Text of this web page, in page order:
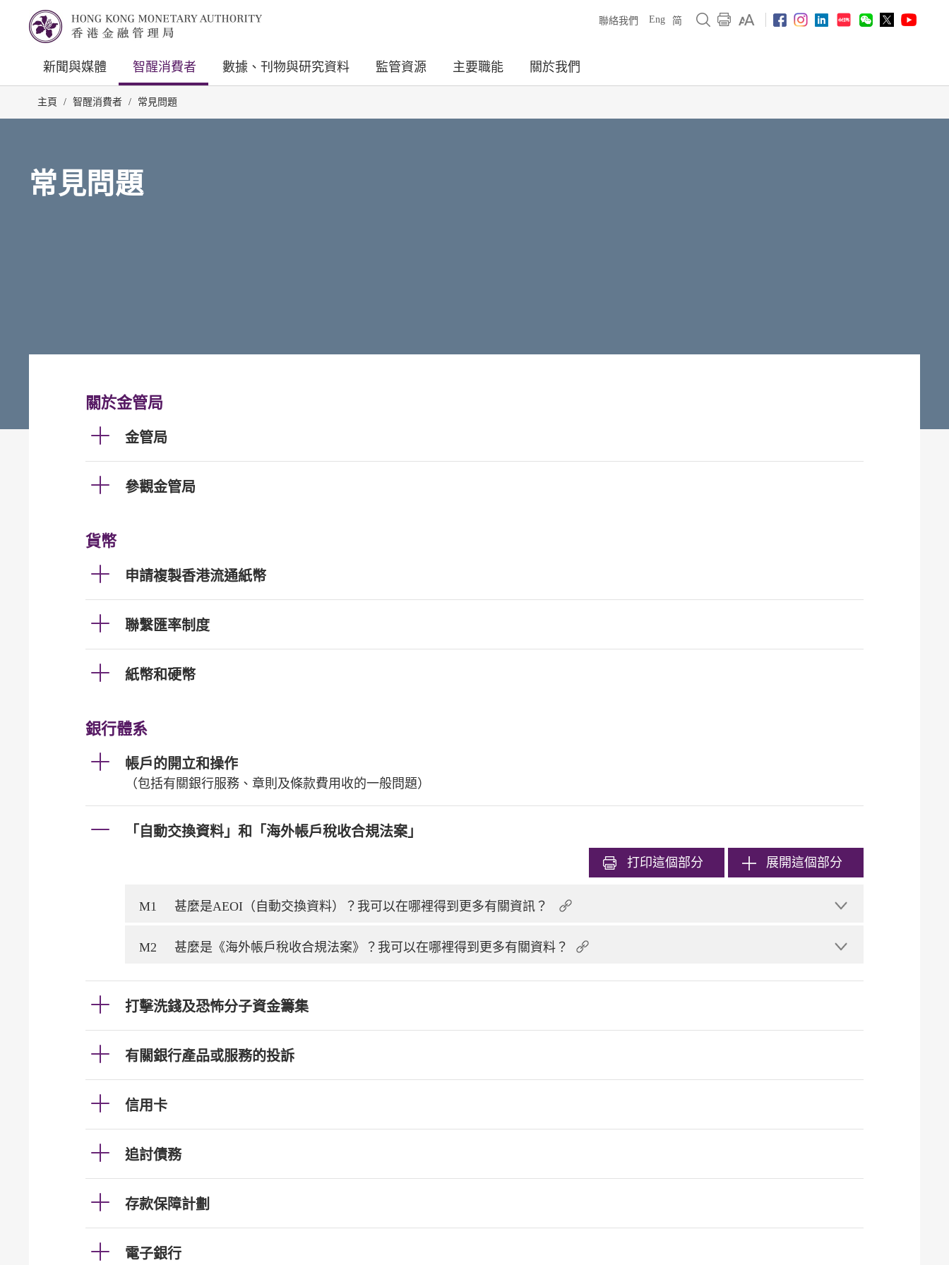
聯絡我們 Eng 简
新聞與媒體 智醒消費者 數據、刊物與研究資料 監管資源 主要職能 關於我們
主頁 / 智醒消費者 / 常見問題
常見問題
關於金管局
金管局
參觀金管局
貨幣
申請複製香港流通紙幣
聯繫匯率制度
紙幣和硬幣
銀行體系
帳戶的開立和操作
（包括有關銀行服務、章則及條款費用收的一般問題）
「自動交換資料」和「海外帳戶稅收合規法案」
打印這個部分 展開這個部分
M1 甚麼是AEOI（自動交換資料）？我可以在哪裡得到更多有關資訊？
M2 甚麼是《海外帳戶稅收合規法案》？我可以在哪裡得到更多有關資料？
打擊洗錢及恐怖分子資金籌集
有關銀行產品或服務的投訴
信用卡
追討債務
存款保障計劃
電子銀行